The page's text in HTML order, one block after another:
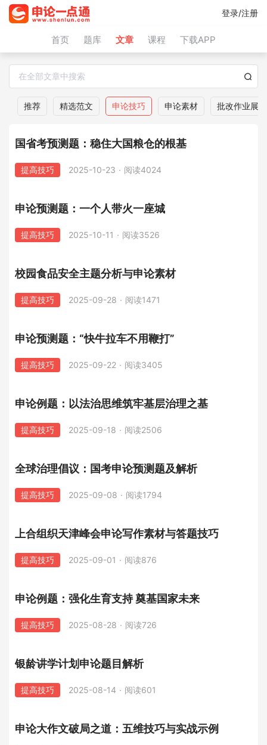
首页 题库 文章 课程 下载APP
登录/注册
推荐 精选范文 申论技巧 申论素材 批改作业展示
国省考预测题：稳住大国粮仓的根基
提高技巧 2025-10-23 · 阅读4024
申论预测题：一个人带火一座城
提高技巧 2025-10-11 · 阅读3526
校园食品安全主题分析与申论素材
提高技巧 2025-09-28 · 阅读1471
申论预测题：“快牛拉车不用鞭打”
提高技巧 2025-09-22 · 阅读3405
申论例题：以法治思维筑牢基层治理之基
提高技巧 2025-09-18 · 阅读2506
全球治理倡议：国考申论预测题及解析
提高技巧 2025-09-08 · 阅读1794
上合组织天津峰会申论写作素材与答题技巧
提高技巧 2025-09-01 · 阅读876
申论例题：强化生育支持 奠基国家未来
提高技巧 2025-08-28 · 阅读726
银龄讲学计划申论题目解析
提高技巧 2025-08-14 · 阅读601
申论大作文破局之道：五维技巧与实战示例